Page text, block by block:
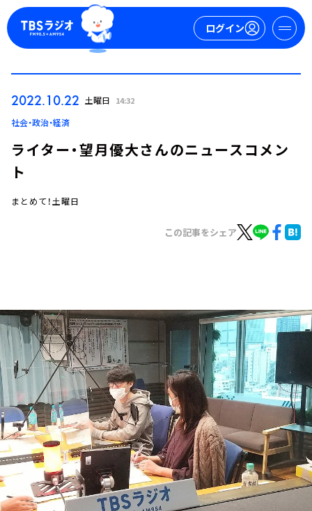
ログイン
お知らせ
イベント・グッズ
YouTube
会社情報
2022.10.22 土曜日 14:32
社会・政治・経済
ライター・望月優大さんのニュースコメン
ト
まとめて！土曜日
この記事をシェア